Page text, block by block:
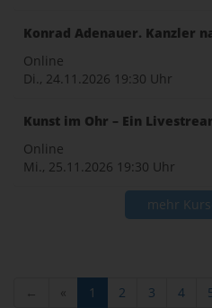
Konrad Adenauer. Kanzler
Online
Di., 24.11.2026 19:30 Uhr
Kunst im Ohr – Ein
Online
Mi., 25.11.2026 19:30 Uhr
mehr
← « 1 2 3 4